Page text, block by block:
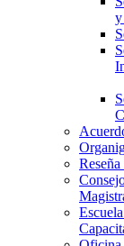
y